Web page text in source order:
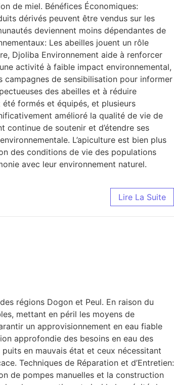
de miel. Bénéfices Économiques:
dérivés peuvent être vendus sur les
deviennent moins dépendantes de
Les abeilles jouent un rôle
Djoliba Environnement aide à renforcer
activité à faible impact environnemental,
campagnes de sensibilisation pour informer
des abeilles et à réduire
formés et équipés, et plusieurs
amélioré la qualité de vie de
continue de soutenir et d’étendre ses
L’apiculture est bien plus
des conditions de vie des populations
avec leur environnement naturel.
Lire La Suite
régions Dogon et Peul. En raison du
mettant en péril les moyens de
un approvisionnement en eau fiable
approfondie des besoins en eau des
en mauvais état et ceux nécessitant
Techniques de Réparation et d’Entretien:
de pompes manuelles et la construction